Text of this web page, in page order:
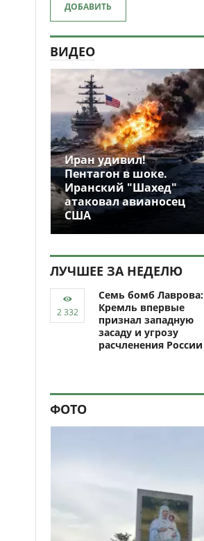
ДОБАВИТЬ
ВИДЕО
Иран удивил!
Пентагон в шоке.
Иранский "Шахед"
атаковал авианосец
США
ЛУЧШЕЕ ЗА НЕДЕЛЮ
Семь бомб Лаврова:
Кремль впервые
признал западную
засаду и угрозу
расчленения России
ФОТО